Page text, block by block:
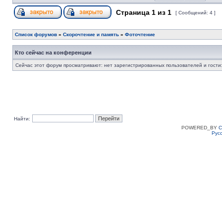
Страница 1 из 1 [ Сообщений: 4 ]
Список форумов » Скорочтение и память » Фоточтение
Кто сейчас на конференции
Сейчас этот форум просматривают: нет зарегистрированных пользователей и
Найти:
POWERED_BY